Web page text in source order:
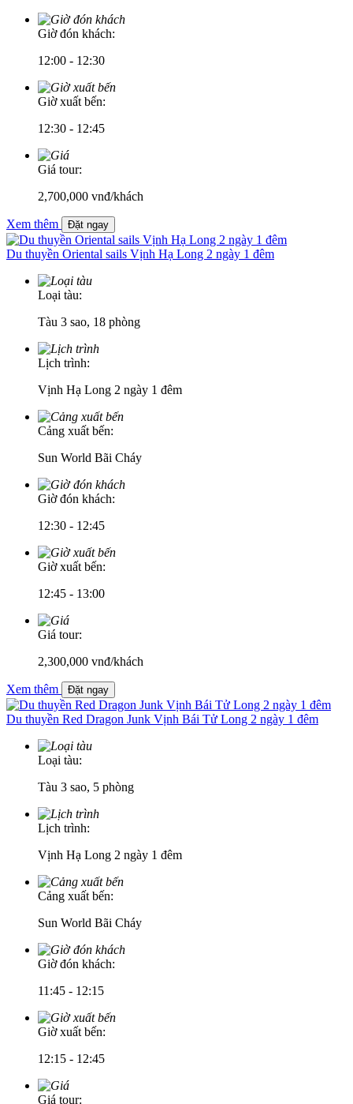
Giờ đón khách:
12:00 - 12:30
Giờ xuất bến:
12:30 - 12:45
Giá tour:
2,700,000 vnđ/khách
Xem thêm Đặt ngay
Du thuyền Oriental sails Vịnh Hạ Long 2 ngày 1 đêm
Loại tàu:
Tàu 3 sao, 18 phòng
Lịch trình:
Vịnh Hạ Long 2 ngày 1 đêm
Cảng xuất bến:
Sun World Bãi Cháy
Giờ đón khách:
12:30 - 12:45
Giờ xuất bến:
12:45 - 13:00
Giá tour:
2,300,000 vnđ/khách
Xem thêm Đặt ngay
Du thuyền Red Dragon Junk Vịnh Bái Tử Long 2 ngày 1 đêm
Loại tàu:
Tàu 3 sao, 5 phòng
Lịch trình:
Vịnh Hạ Long 2 ngày 1 đêm
Cảng xuất bến:
Sun World Bãi Cháy
Giờ đón khách:
11:45 - 12:15
Giờ xuất bến:
12:15 - 12:45
Giá tour: